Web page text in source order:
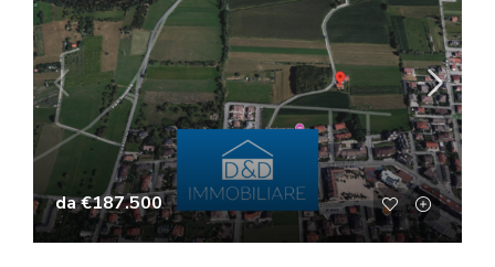
da€187.500